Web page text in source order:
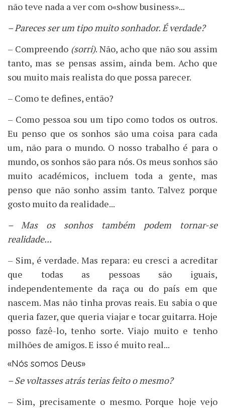
não teve nada a ver com o«show business»...
– Pareces ser um tipo muito sonhador. É verdade?
– Compreendo (sorri). Não, acho que não sou assim
tanto, mas se pensas assim, ainda bem. Acho que
sou muito mais realista do que possa parecer.
– Como te defines, então?
– Como pessoa sou um tipo como todos os outros.
Eu penso que os sonhos são uma coisa para cada
um, não para o mundo. O nosso trabalho é para o
mundo, os sonhos são para nós. Os meus sonhos são
muito académicos, incluem toda a gente, mas
penso que não sonho assim tanto. Talvez porque
gosto muito da realidade...
– Mas os sonhos também podem tornar-se
realidade...
– Sim, é verdade. Mas repara: eu cresci a acreditar
que todas as pessoas são iguais,
independentemente da raça ou do país em que
nascem. Mas não tinha provas reais. Eu sabia o que
queria fazer, que queria viajar e tocar guitarra. Hoje
posso fazê-lo, tenho sorte. Viajo muito e tenho
milhões de amigos. E isso é muito real...
«Nós somos Deus»
– Se voltasses atrás terias feito o mesmo?
– Sim, precisamente o mesmo. Porque hoje vejo